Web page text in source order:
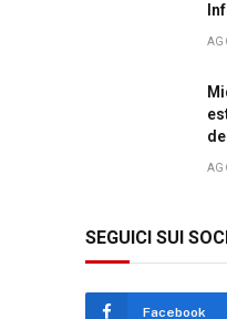
SEGUICI SUI
Facebook